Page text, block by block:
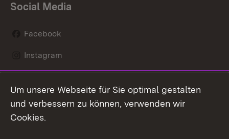
Social Media
Facebook
Instagram
Mastodon
Youtube
Um unsere Webseite für Sie optimal gestalten
und verbessern zu können, verwenden wir
Cookies.